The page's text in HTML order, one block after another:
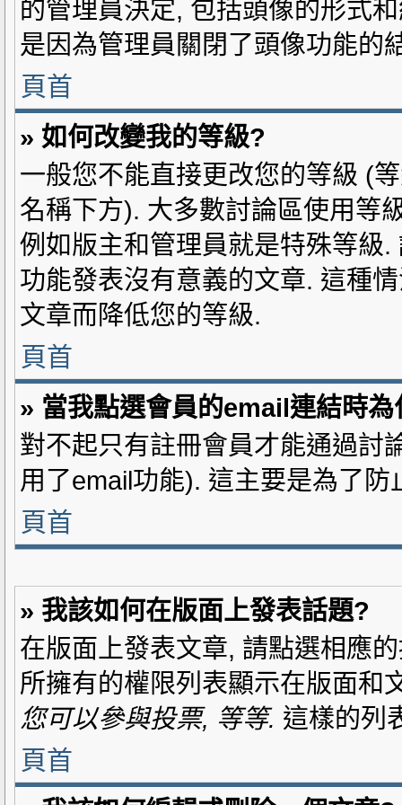
的管理員決定, 包括頭像的形式
是因為管理員關閉了頭像功能的
頁首
» 如何改變我的等級?
一般您不能直接更改您的等級 (
名稱下方). 大多數討論區使用等
例如版主和管理員就是特殊等級
功能發表沒有意義的文章. 這種
文章而降低您的等級.
頁首
» 當我點選會員的email連結時
對不起只有註冊會員才能通過討
用了email功能). 這主要是為了
頁首
» 我該如何在版面上發表話題?
在版面上發表文章, 請點選相應
所擁有的權限列表顯示在版面和
您可以參與投票, 等等. 這樣的列
頁首